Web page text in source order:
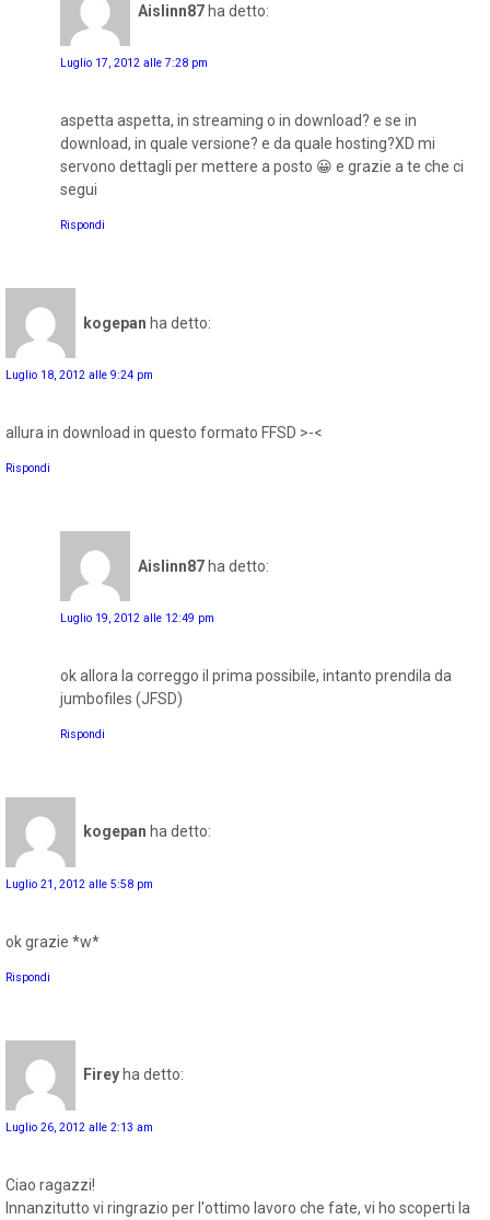
Aislinn87 ha detto:
Luglio 17, 2012 alle 7:28 pm
aspetta aspetta, in streaming o in download? e se in
download, in quale versione? e da quale hosting?XD mi
servono dettagli per mettere a posto 😀 e grazie a te che ci
segui
Rispondi
kogepan ha detto:
Luglio 18, 2012 alle 9:24 pm
allura in download in questo formato FFSD >-<
Rispondi
Aislinn87ha detto:
Luglio 19, 2012 alle 12:49 pm
ok allora la correggo il prima possibile, intanto prendila da
jumbofiles (JFSD)
Rispondi
kogepan ha detto:
Luglio 21, 2012 alle 5:58 pm
ok grazie *w*
Rispondi
Firey ha detto:
Luglio 26, 2012 alle 2:13 am
Ciao ragazzi!
Innanzitutto vi ringrazio per l'ottimo lavoro che fate, vi ho scoperti la